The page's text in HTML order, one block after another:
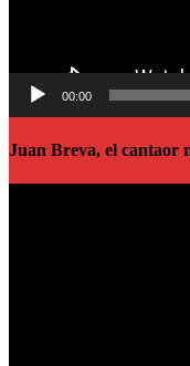
00:00
Juan Breva, el cantaor